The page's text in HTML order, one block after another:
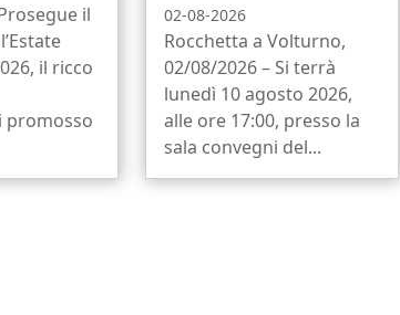
il
il ricco
promosso
02-08-2026
Rocchetta a Volturno,
02/08/2026 – Si terrà
lunedì 10 agosto 2026,
alle ore 17:00, presso la
sala convegni del...